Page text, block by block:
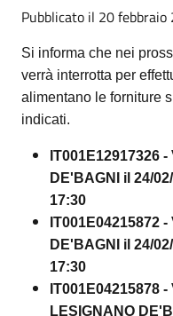
Pubblicato il 20 febbraio
Si informa che nei
verrà interrotta per
alimentano le forniture
indicati.
IT001E12917326
DE'BAGNI il 24/
17:30
IT001E04215872
DE'BAGNI il 24/
17:30
IT001E04215878
LESIGNANO